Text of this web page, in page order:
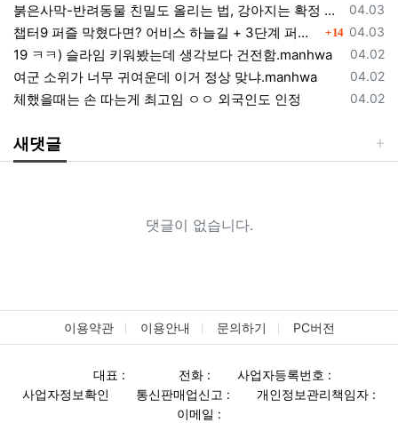
등록일
04.03
붉은사막-반려동물 친밀도 올리는 법, 강아지는 확정 고양이는 조건 확인
등록일
04.03
챕터9 퍼즐 막혔다면? 어비스 하늘길 + 3단계 퍼즐 공략 순서 정리 (길찾기 포함) 댓글
14
등록일
04.02
19 ㅋㅋ) 슬라임 키워봤는데 생각보다 건전함.manhwa
등록일
04.02
여군 소위가 너무 귀여운데 이거 정상 맞냐.manhwa
등록일
04.02
체했을때는 손 따는게 최고임 ㅇㅇ 외국인도 인정
새댓글
댓글이 없습니다.
이용약관 이용안내 문의하기 PC버전
대표 : 전화 :
사업자등록번호 :
사업자정보확인
통신판매업신고 :
개인정보관리책임자 :
이메일 :